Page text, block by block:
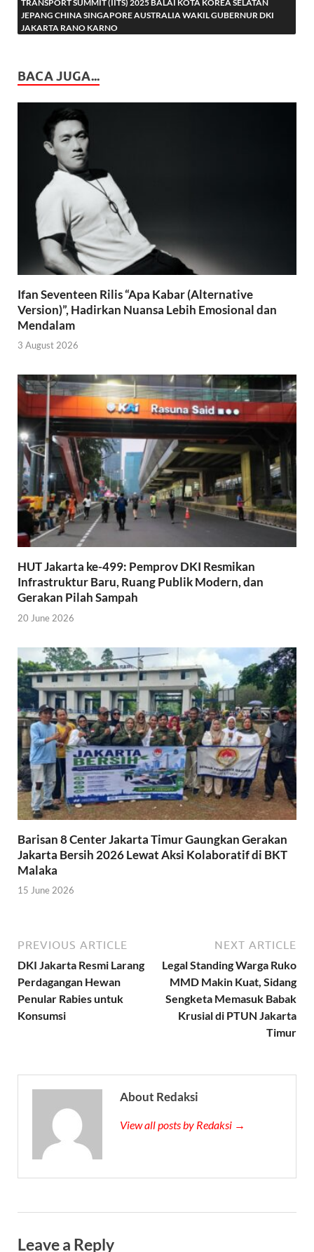
TRANSPORT SUMMIT (IITS) 2025 BALAI KOTA KOREA SELATAN
JEPANG CHINA SINGAPORE AUSTRALIA WAKIL GUBERNUR DKI
JAKARTA RANO KARNO
BACA JUGA...
Ifan Seventeen Rilis “Apa Kabar (Alternative
Version)”, Hadirkan Nuansa Lebih Emosional dan
Mendalam
3 August 2026
HUT Jakarta ke-499: Pemprov DKI Resmikan
Infrastruktur Baru, Ruang Publik Modern, dan
Gerakan Pilah Sampah
20 June 2026
Barisan 8 Center Jakarta Timur Gaungkan Gerakan
Jakarta Bersih 2026 Lewat Aksi Kolaboratif di BKT
Malaka
15 June 2026
PREVIOUS ARTICLE
DKI Jakarta Resmi Larang
Perdagangan Hewan
Penular Rabies untuk
Konsumsi
NEXT ARTICLE
Legal Standing Warga Ruko
MMD Makin Kuat, Sidang
Sengketa Memasuk Babak
Krusial di PTUN Jakarta
Timur
About Redaksi
View all posts by Redaksi →
Leave a Reply